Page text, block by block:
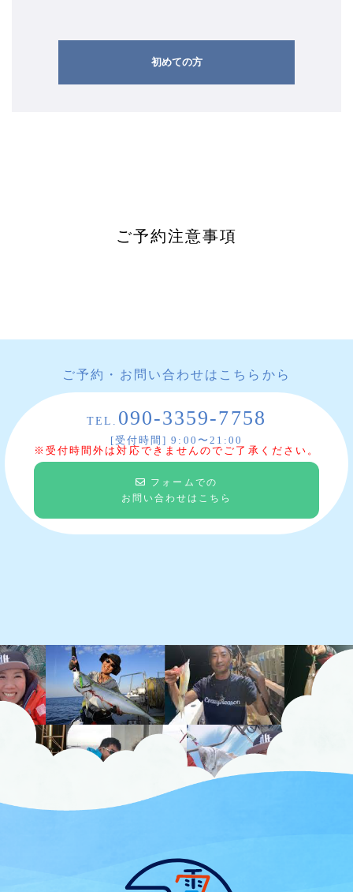
初めての方
ご予約注意事項
ご予約・お問い合わせはこちらから
TEL. 090-3359-7758
[受付時間] 9:00〜21:00
※受付時間外は対応できませんのでご了承ください。
フォームでの
お問い合わせはこちら